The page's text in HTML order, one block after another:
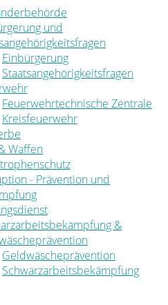
und
Einbürgerung
Staatsangehörigkeitsfragen
Feuerwehrtechnische Zentrale
Kreisfeuerwehr
Waffen
- Prävention und
&
Geldwäscheprävention
Schwarzarbeitsbekämpfung